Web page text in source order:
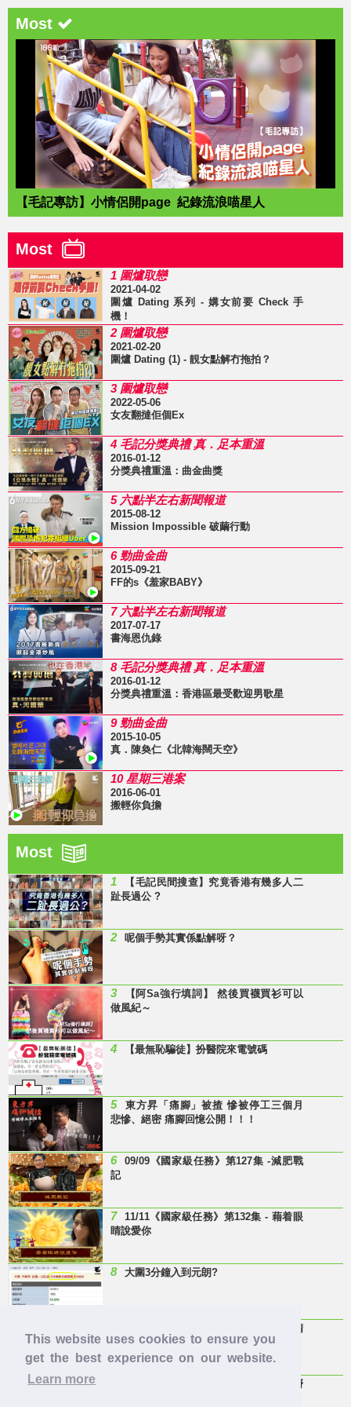
This website uses cookies to ensure you
get the best experience on our website.
Learn more
Most
【毛記專訪】小情侶開page 紀錄流浪喵星人
Most
1 圍爐取戀
2021-04-02
圍爐 Dating 系列 - 媾女前要 Check 手
機！
2 圍爐取戀
2021-02-20
圍爐 Dating (1) - 靚女點解冇拖拍？
3 圍爐取戀
2022-05-06
女友翻撻佢個Ex
4 毛記分獎典禮 真．足本重溫
2016-01-12
分獎典禮重溫：曲金曲獎
5 六點半左右新聞報道
2015-08-12
Mission Impossible 破繭行動
6 勁曲金曲
2015-09-21
FF的s《羞家BABY》
7 六點半左右新聞報道
2017-07-17
書海恩仇錄
8 毛記分獎典禮 真．足本重溫
2016-01-12
分獎典禮重溫：香港區最受歡迎男歌星
9 勁曲金曲
2015-10-05
真．陳奐仁《北韓海闊天空》
10 星期三港案
2016-06-01
搬輕你負擔
Most
1
【毛記民間搜查】究竟香港有幾多人二
趾長過公 ?
2 呢個手勢其實係點解呀？
3
【阿Sa強行填詞】 然後買襪買衫可以
做風紀～
4 【最無恥騙徒】扮醫院來電號碼
5
東方昇「痛腳」被揸 慘被停工三個月
悲慘、絕密 痛腳回憶公開！！！
6
09/09《國家級任務》第127集 -減肥戰
記
7
11/11《國家級任務》第132集 - 藉着眼
睛說愛你
8 大圍3分鐘入到元朗?
Last Minute 迎接Baby雞精班！滴雞精
邊隻好？
【童年回憶】 有冇人記得呢兩隻嘢